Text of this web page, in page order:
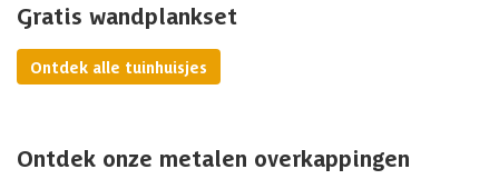
Gratis wandplankset
Ontdek alle tuinhuisjes
Ontdek onze metalen overkappingen